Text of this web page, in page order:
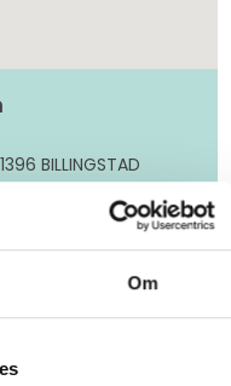
Om
BILLINGSTAD